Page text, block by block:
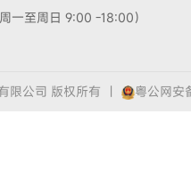
周一至周日 9:00 -18:00）
限公司 版权所有 粤公网安